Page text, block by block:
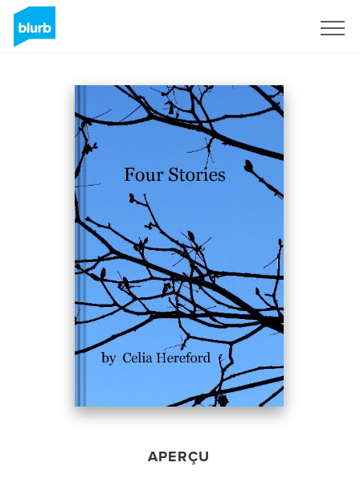
APERÇU